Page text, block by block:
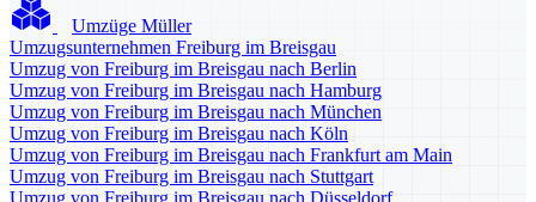
Umzüge Müller
Umzugsunternehmen Freiburg im Breisgau
Umzug von Freiburg im Breisgau nach Berlin
Umzug von Freiburg im Breisgau nach Hamburg
Umzug von Freiburg im Breisgau nach München
Umzug von Freiburg im Breisgau nach Köln
Umzug von Freiburg im Breisgau nach Frankfurt am Main
Umzug von Freiburg im Breisgau nach Stuttgart